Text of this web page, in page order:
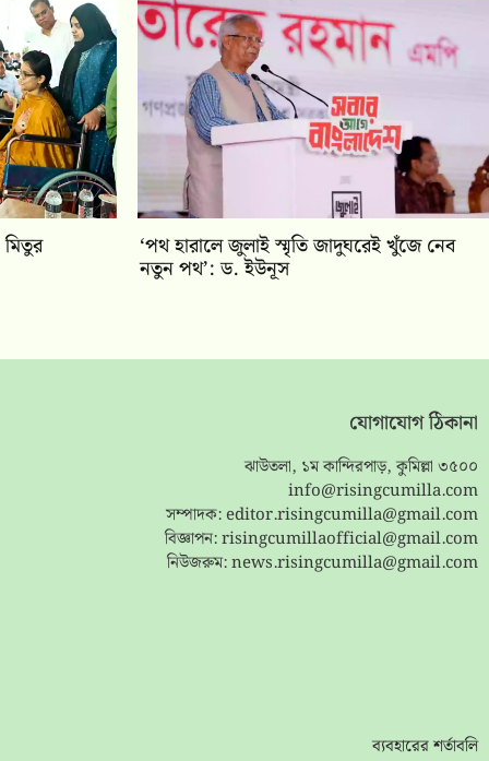
‘পথ হারালে জুলাই স্মৃতি জাদুঘরেই খুঁজে নেব
নতুন পথ’: ড. ইউনূস
যোগাযোগ ঠিকানা
ঝাউতলা, ১ম কান্দিরপাড়, কুমিল্লা ৩৫০০
info@risingcumilla.com
সম্পাদক:editor.risingcumilla@gmail.com
বিজ্ঞাপন:risingcumillaofficial@gmail.com
নিউজরুম:news.risingcumilla@gmail.com
ব্যবহারের শর্তাবলি